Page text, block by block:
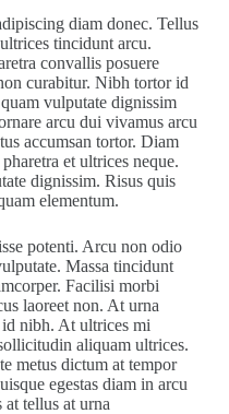
diam donec. Tellus
tincidunt arcu.
convallis posuere
curabitur. Nibh tortor id
vulputate dignissim
arcu dui vivamus arcu
accumsan tortor. Diam
et ultrices neque.
dignissim. Risus quis
elementum.
potenti. Arcu non odio
Massa tincidunt
Facilisi morbi
laoreet non. At urna
nibh. At ultrices mi
aliquam ultrices.
metus dictum at tempor
egestas diam in arcu
at tellus at urna